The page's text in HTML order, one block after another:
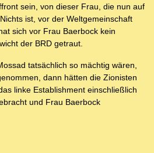
sein, von dieser Frau, die nun auf
ist, vor der Weltgemeinschaft
sich vor Frau Baerbock kein
der BRD getraut.
tatsächlich so mächtig wären,
dann hätten die Zionisten
linke Establishment einschließlich
und Frau Baerbock